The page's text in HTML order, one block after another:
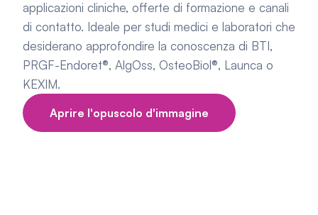
applicazioni cliniche, offerte di formazione e canali
di contatto. Ideale per studi medici e laboratori che
desiderano approfondire la conoscenza di BTI,
PRGF-Endoret®, AlgOss, OsteoBiol®, Launca o
KEXIM.
Aprire l'opuscolo d'immagine